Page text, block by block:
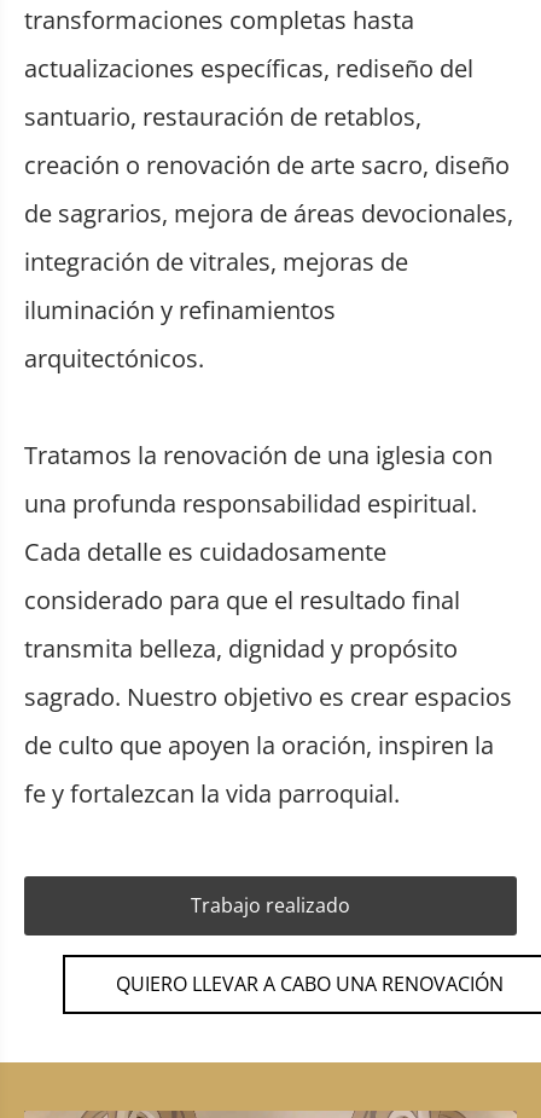
transformaciones completas hasta
actualizaciones específicas, rediseño del
santuario, restauración de retablos,
creación o renovación de arte sacro, diseño
de sagrarios, mejora de áreas devocionales,
integración de vitrales, mejoras de
iluminación y refinamientos
arquitectónicos.
Tratamos la renovación de una iglesia con
una profunda responsabilidad espiritual.
Cada detalle es cuidadosamente
considerado para que el resultado final
transmita belleza, dignidad y propósito
sagrado. Nuestro objetivo es crear espacios
de culto que apoyen la oración, inspiren la
fe y fortalezcan la vida parroquial.
Trabajo realizado
QUIERO LLEVAR A CABO UNA RENOVACIÓN